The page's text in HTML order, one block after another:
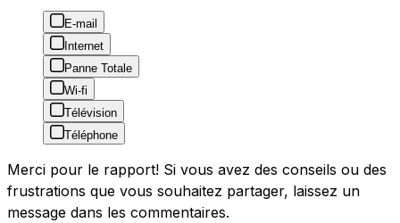
E-mail
Internet
Panne Totale
Wi-fi
Télévision
Téléphone
Merci pour le rapport! Si vous avez des conseils ou des
frustrations que vous souhaitez partager, laissez un
message dans les commentaires.